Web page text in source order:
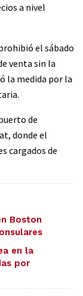
a nivel
el sábado
venta sin la
la medida por la
de
donde el
cargados de
Boston
en la
por